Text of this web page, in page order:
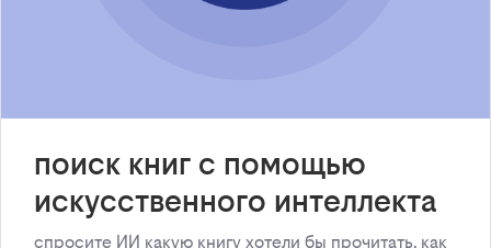
поиск книг с помощью
искусственного интеллекта
спросите ИИ какую книгу хотели бы прочитать, как